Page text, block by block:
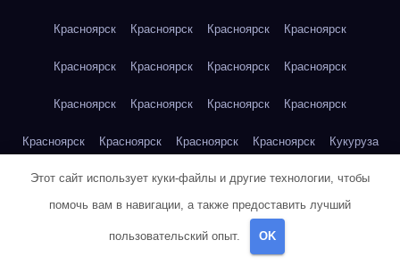
Красноярск Красноярск Красноярск Красноярск
Красноярск Красноярск Красноярск Красноярск
Красноярск Красноярск Красноярск Красноярск
Красноярск Красноярск Красноярск Красноярск Кукуруза
Кукуруза Кукуруза Кукуруза Кукуруза Кукуруза
Кукуруза
Куриная грудка
Этот сайт использует куки-файлы и другие технологии, чтобы
помочь вам в навигации, а также предоставить лучший
пользовательский опыт. OK